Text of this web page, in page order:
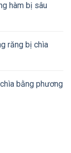
hàm bị sâu
răng bị chìa
bằng phương